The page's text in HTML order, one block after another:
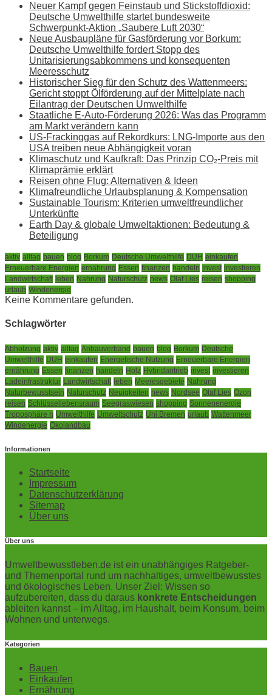
Neuer Kampf gegen Feinstaub und Stickstoffdioxid:
Deutsche Umwelthilfe startet bundesweite
Schwerpunkt-Aktion „Saubere Luft 2030“
Neue Ausbaupläne für Gasförderung vor Borkum:
Deutsche Umwelthilfe fordert Stopp des
Unitarisierungsabkommens und konsequenten
Meeresschutz
Historischer Sieg für den Schutz des Wattenmeers:
Gericht stoppt Ölförderung auf der Mittelplate nach
Eilantrag der Deutschen Umwelthilfe
Staatliche E-Auto-Förderung 2026: Was das Programm
am Markt verändern kann
US-Frackinggas auf Rekordkurs: LNG-Importe aus den
USA treiben neue Abhängigkeit voran
Klimaschutz und Kaufkraft: Das Prinzip CO₂-Preis mit
Klimaprämie erklärt
Reisen ohne Flug: Alternativen & Ideen
Klimafreundliche Urlaubsplanung & Kompensation
Sustainable Tourism: Kriterien umweltfreundlicher
Unterkünfte
Earth Day & globale Umweltaktionen: Bedeutung &
Beteiligung
aktiv alltag bauen blog Borkum Deutsche Umwelthilfe DUH einkaufen
Erneuerbare Energien ernährung Essen finanzen handeln invest investieren
Landwirtschaft leben Nahrung Naturschutz news Olaf Lies reisen shopping
urlaub Windenergie
Keine Kommentare gefunden.
Schlagwörter
Abholzung aktiv alltag Anbauverband bauen blog Borkum Deutsche
Umwelthilfe DUH einkaufen Energetische Nutzung Erneuerbare Energien
ernährung Essen finanzen handeln Holz Hybridantrieb invest investieren
Ladeinfrastruktur Landwirtschaft leben Meeresgebiete Nahrung
Naturbewusstsein Naturschutz Neuigkeiten news Nordsee Olaf Lies Ozon
reisen Schlüssellebensraum Seegraswiesen shopping Sonnenenergie
Troposphäre n Umwelthilfe Umweltschutz Uni Bremen urlaub Wattenmeer
Windenergie Ökolandbau
Informationen
Startseite
Impressum
Datenschutzerklärung
Sitemap
Über uns
Über uns
Umweltbewusstleben.de ist ein unabhängiges Ratgeber-
und Themenportal rund um nachhaltiges, umweltbewusstes
und ökologisches Leben. Unser Ziel: Wissen so
aufzubereiten, dass du daraus konkrete Entscheidungen
ableiten kannst – im Alltag, im Haushalt, beim Konsum, beim
Wohnen und unterwegs.
Kategorien
Bauen
Einkaufen
Ernährung